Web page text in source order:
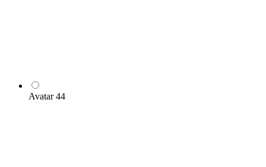
Avatar 44